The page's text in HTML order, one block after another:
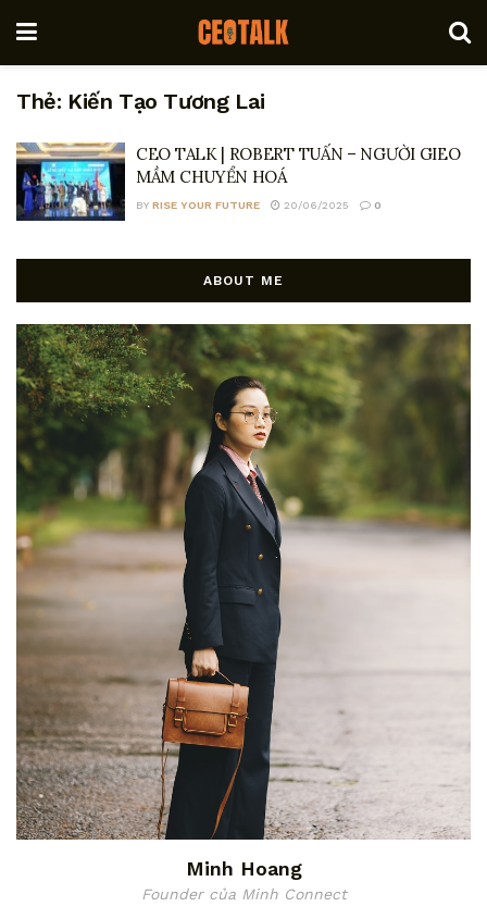
Thẻ: Kiến Tạo Tương Lai
CEO TALK | ROBERT TUẤN – NGƯỜI GIEO
MẦM CHUYỂN HOÁ
BY RISE YOUR FUTURE 20/06/2025 0
ABOUT ME
Minh Hoang
Founder của Minh Connect